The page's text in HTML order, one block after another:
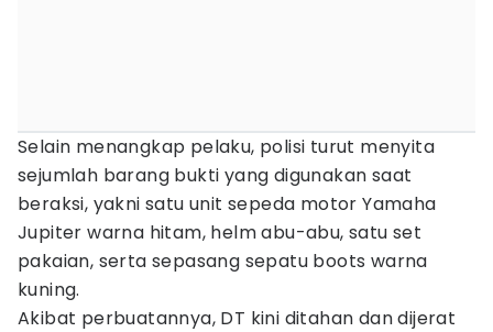
Selain menangkap pelaku, polisi turut menyita
sejumlah barang bukti yang digunakan saat
beraksi, yakni satu unit sepeda motor Yamaha
Jupiter warna hitam, helm abu-abu, satu set
pakaian, serta sepasang sepatu boots warna
kuning.
Akibat perbuatannya, DT kini ditahan dan dijerat